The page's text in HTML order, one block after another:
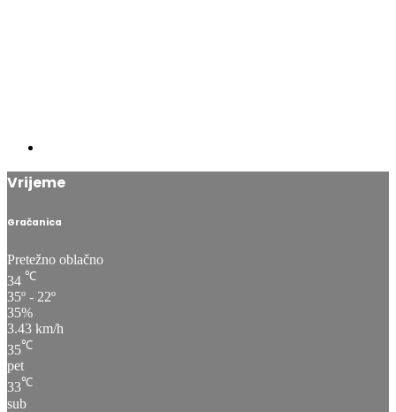
Vrijeme
Gračanica
Pretežno oblačno
34 ℃
35º - 22º
35%
3.43 km/h
35℃
pet
33℃
sub